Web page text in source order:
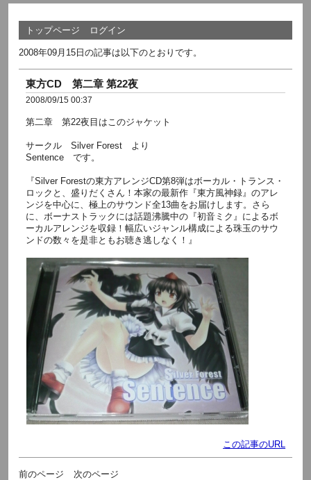
トップページ ログイン
2008年09月15日の記事は以下のとおりです。
東方CD 第二章 第22夜
2008/09/15 00:37
第二章 第22夜目はこのジャケット
サークル Silver Forest より
Sentence です。
『Silver Forestの東方アレンジCD第8弾はボーカル・トランス・
ロックと、盛りだくさん！本家の最新作『東方風神録』のアレ
ンジを中心に、極上のサウンド全13曲をお届けします。さら
に、ボーナストラックには話題沸騰中の『初音ミク』によるボ
ーカルアレンジを収録！幅広いジャンル構成による珠玉のサウ
ンドの数々を是非ともお聴き逃しなく！』
この記事のURL
前のページ
次のページ